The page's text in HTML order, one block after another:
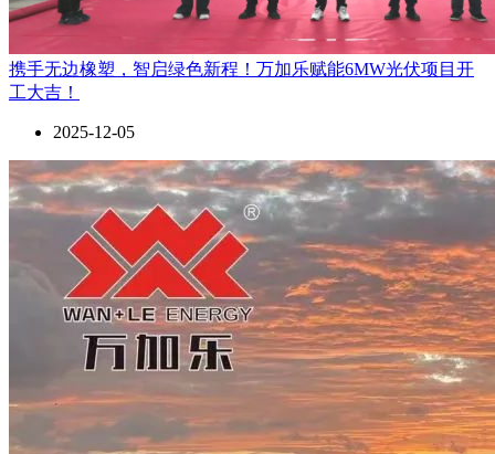
携手无边橡塑，智启绿色新程！万加乐赋能6MW光伏项目开
工大吉！
2025-12-05